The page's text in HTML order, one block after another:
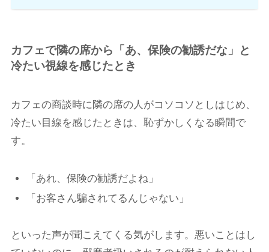
カフェで隣の席から「あ、保険の勧誘だな」と
冷たい視線を感じたとき
カフェの商談時に隣の席の人がコソコソとしはじめ、
冷たい目線を感じたときは、恥ずかしくなる瞬間で
す。
「あれ、保険の勧誘だよね」
「お客さん騙されてるんじゃない」
といった声が聞こえてくる気がします。悪いことはし